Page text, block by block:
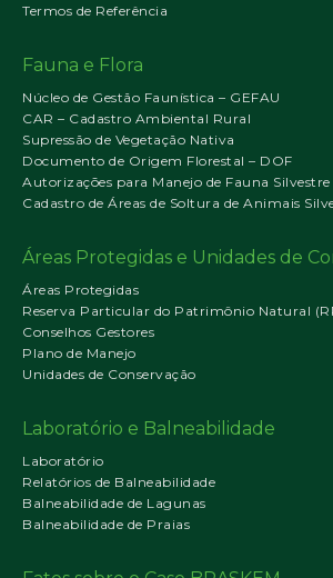
Termos de Referência
Fauna e Flora
Núcleo de Gestão Faunística – GEFAU
CAR – Cadastro Ambiental Rural
Supressão de Vegetação Nativa
Documento de Origem Florestal – DOF
Autorizações para Manejo de Fauna Silvestre
Cadastro de Áreas de Soltura de Animais
Áreas Protegidas e Unidades de
Áreas Protegidas
Reserva Particular do Patrimônio Natural
Conselhos Gestores
Plano de Manejo
Unidades de Conservação
Laboratório e Balneabilidade
Laboratório
Relatórios de Balneabilidade
Balneabilidade de Lagunas
Balneabilidade de Praias